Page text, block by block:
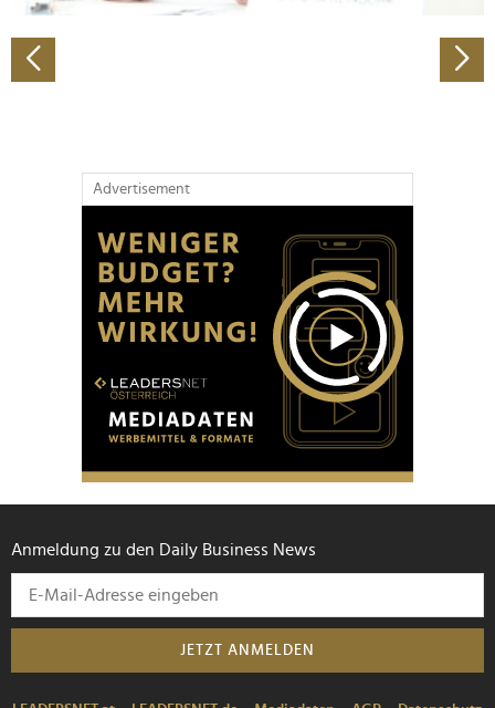
haben oder die sie im Rahmen Ihrer Nutzung der Dienste
gesammelt haben.
Advertisement
Anmeldung zu den Daily Business News
JETZT ANMELDEN